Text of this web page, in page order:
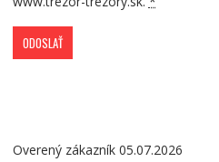
Overený zákazník 05.07.2026